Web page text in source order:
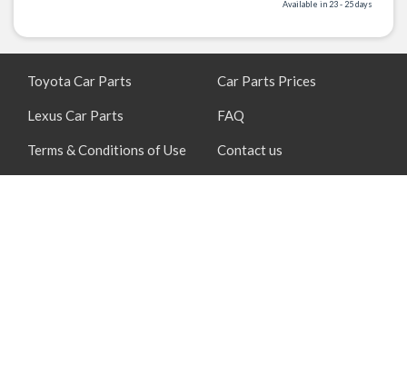
Available in 23 - 25 days
Toyota Car Parts
Lexus Car Parts
Terms & Conditions of Use
Car Parts Prices
FAQ
Contact us